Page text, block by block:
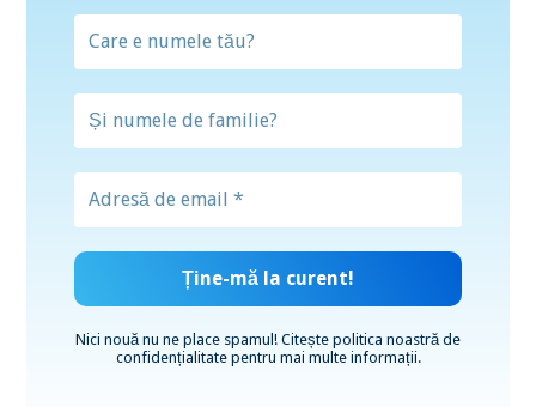
Nici nouă nu ne place spamul! Citește politica noastră de
confidențialitatepentru mai multe informații.